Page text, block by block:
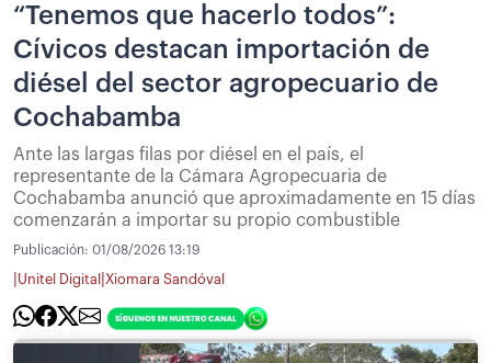
“Tenemos que hacerlo todos”:
Cívicos destacan importación de
diésel del sector agropecuario de
Cochabamba
Ante las largas filas por diésel en el país, el
representante de la Cámara Agropecuaria de
Cochabamba anunció que aproximadamente en 15 días
comenzarán a importar su propio combustible
Publicación: 01/08/2026 13:19
Unitel Digital Xiomara Sandóval